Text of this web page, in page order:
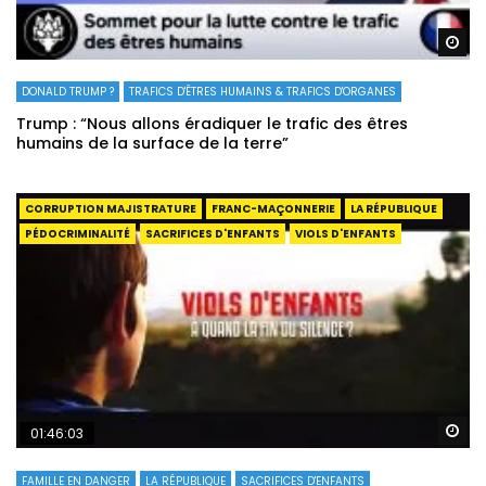
DONALD TRUMP ? TRAFICS D'ÊTRES HUMAINS & TRAFICS D'ORGANES
Trump : “Nous allons éradiquer le trafic des êtres
humains de la surface de la terre”
CORRUPTION MAJISTRATURE FRANC-MAÇONNERIE
LA RÉPUBLIQUE
PÉDOCRIMINALITÉ
SACRIFICES D'ENFANTS VIOLS D'ENFANTS
01:46:03
FAMILLE EN DANGER LA RÉPUBLIQUE SACRIFICES D'ENFANTS